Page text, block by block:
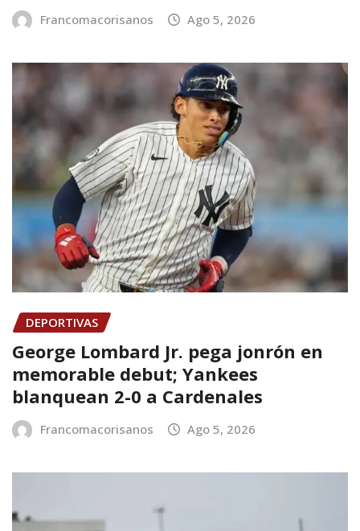
Francomacorisanos Ago 5, 2026
DEPORTIVAS
George Lombard Jr. pega jonrón en
memorable debut; Yankees
blanquean 2-0 a Cardenales
Francomacorisanos Ago 5, 2026